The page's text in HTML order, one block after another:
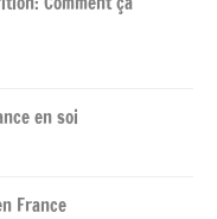
en soi
France